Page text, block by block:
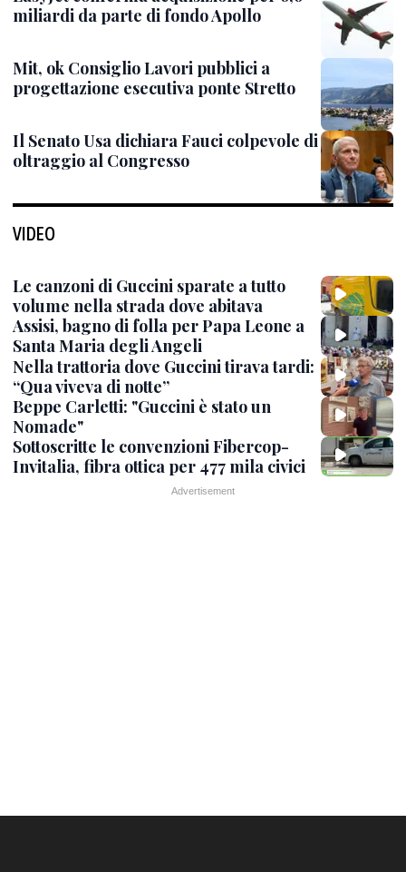
miliardi da parte di fondo Apollo
Mit, ok Consiglio Lavori pubblici a
progettazione esecutiva ponte Stretto
Il Senato Usa dichiara Fauci colpevole di
oltraggio al Congresso
VIDEO
Le canzoni di Guccini sparate a tutto
volume nella strada dove abitava
Assisi, bagno di folla per Papa Leone a
Santa Maria degli Angeli
Nella trattoria dove Guccini tirava tardi:
“Qua viveva di notte”
Beppe Carletti: "Guccini è stato un
Nomade"
Sottoscritte le convenzioni Fibercop-
Invitalia, fibra ottica per 477 mila civici